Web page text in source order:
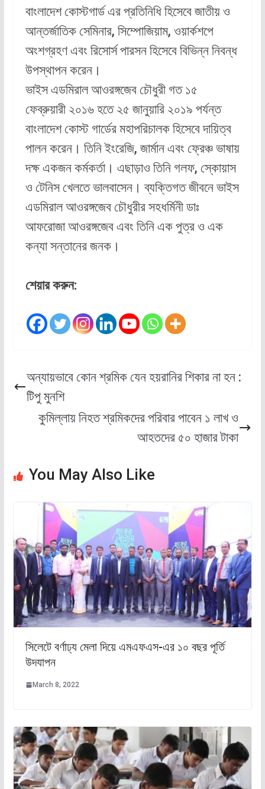
বাংলাদেশ কোস্টগার্ড এর প্রতিনিধি হিসেবে জাতীয় ও
আন্তর্জাতিক সেমিনার, সিম্পোজিয়াম, ওয়ার্কশপে
অংশগ্রহণ এবং রিসোর্স পারসন হিসেবে বিভিন্ন নিবন্ধ
উপস্থাপন করেন।
ভাইস এডমিরাল আওরঙ্গজেব চৌধুরী গত ১৫
ফেব্রুয়ারী ২০১৬ হতে ২৫ জানুয়ারি ২০১৯ পর্যন্ত
বাংলাদেশ কোস্ট গার্ডের মহাপরিচালক হিসেবে দায়িত্ব
পালন করেন। তিনি ইংরেজি, জার্মান এবং ফ্রেঞ্চ ভাষায়
দক্ষ একজন কর্মকর্তা। এছাড়াও তিনি গলফ, স্কোয়াস
ও টেনিস খেলতে ভালবাসেন। ব্যক্তিগত জীবনে ভাইস
এডমিরাল আওরঙ্গজেব চৌধুরীর সহধর্মিনী ডাঃ
আফরোজা আওরঙ্গজেব এবং তিনি এক পুত্র ও এক
কন্যা সন্তানের জনক।
শেয়ার করুন:
অন্যায়ভাবে কোন শ্রমিক যেন হয়রানির শিকার না হন :
টিপু মুনশি
কুমিল্লায় নিহত শ্রমিকদের পরিবার পাবেন ১ লাখ ও
আহতদের ৫০ হাজার টাকা
You May Also Like
সিলেটে বর্ণাঢ্য মেলা দিয়ে এমএফএস-এর ১০ বছর পূর্তি
উদযাপন
March 8, 2022